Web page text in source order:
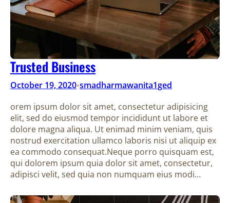
Trusted Business
October 19, 2020•smadharmawanita1ged
orem ipsum dolor sit amet, consectetur adipisicing
elit, sed do eiusmod tempor incididunt ut labore et
dolore magna aliqua. Ut enimad minim veniam, quis
nostrud exercitation ullamco laboris nisi ut aliquip ex
ea commodo consequat.Neque porro quisquam est,
qui dolorem ipsum quia dolor sit amet, consectetur,
adipisci velit, sed quia non numquam eius modi…